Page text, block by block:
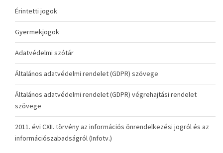
Érintetti jogok
Gyermekjogok
Adatvédelmi szótár
Általános adatvédelmi rendelet (GDPR) szövege
Általános adatvédelmi rendelet (GDPR) végrehajtási rendelet
szövege
2011. évi CXII. törvény az információs önrendelkezési jogról és az
információszabadságról (Infotv.)